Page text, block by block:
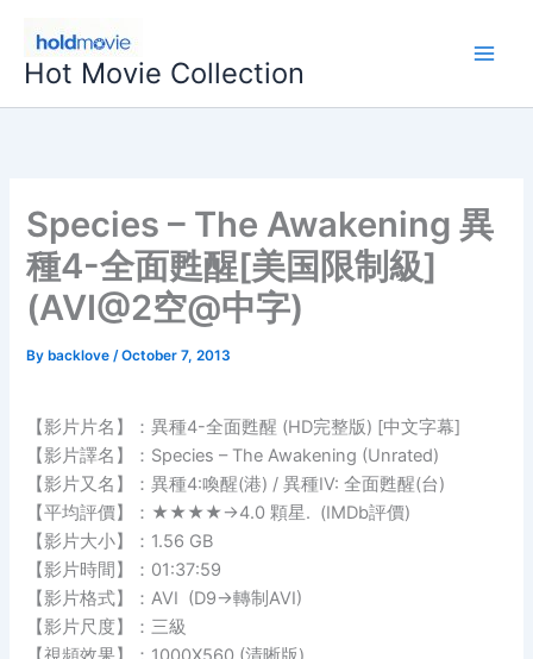
content
Hot Movie Collection
Species – The Awakening 異
種4-全面甦醒[美国限制級]
(AVI@2空@中字)
By backlove/October 7, 2013
【影片片名】：異種4-全面甦醒 (HD完整版) [中文字幕]
【影片譯名】：Species – The Awakening (Unrated)
【影片又名】：異種4:喚醒(港) / 異種IV: 全面甦醒(台)
【平均評價】：★★★★→4.0 顆星. (IMDb評價)
【影片大小】：1.56 GB
【影片時間】：01:37:59
【影片格式】：AVI (D9→轉制AVI)
【影片尺度】：三級